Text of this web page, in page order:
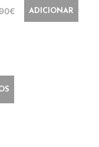
ADICIONAR